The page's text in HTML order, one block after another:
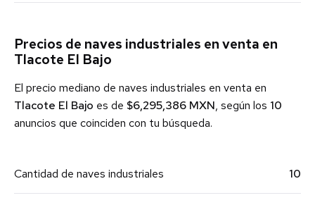
Precios de naves industriales en venta en
Tlacote El Bajo
El precio mediano de naves industriales en venta en
Tlacote El Bajo es de $6,295,386 MXN, según los 10
anuncios que coinciden con tu búsqueda.
Cantidad de naves industriales 10